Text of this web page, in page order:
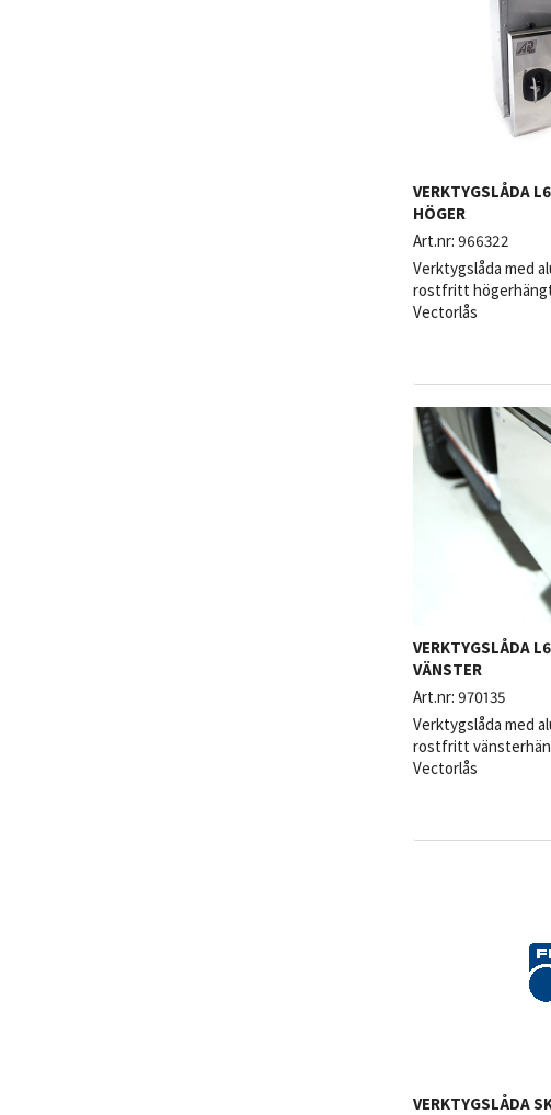
VERKTYGSLÅDA
HÖGER
Art.nr: 966322
Verktygslåda med
rostfritt
Vectorlås
VERKTYGSLÅDA
VÄNSTER
Art.nr: 970135
Verktygslåda med
rostfritt
Vectorlås
VERKTYGSLÅDA